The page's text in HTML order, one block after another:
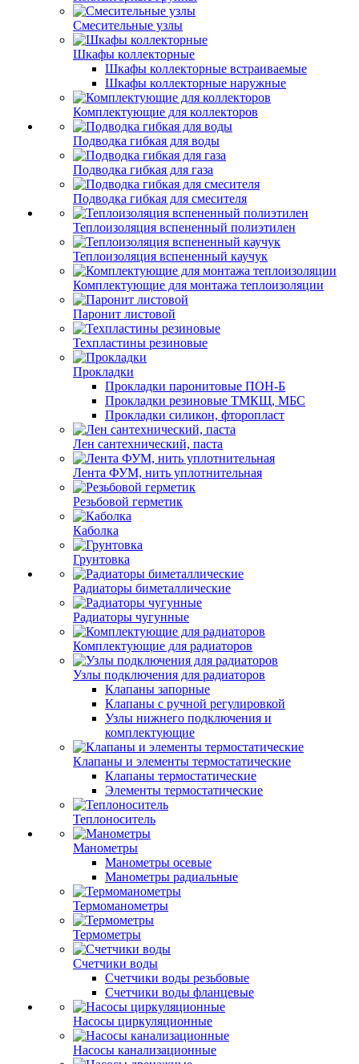
Смесительные узлы
Шкафы коллекторные
Шкафы коллекторные встраиваемые
Шкафы коллекторные наружные
Комплектующие для коллекторов
Подводка гибкая для воды
Подводка гибкая для газа
Подводка гибкая для смесителя
Теплоизоляция вспененный полиэтилен
Теплоизоляция вспененный каучук
Комплектующие для монтажа теплоизоляции
Паронит листовой
Техпластины резиновые
Прокладки
Прокладки паронитовые ПОН-Б
Прокладки резиновые ТМКЩ, МБС
Прокладки силикон, фторопласт
Лен сантехнический, паста
Лента ФУМ, нить уплотнительная
Резьбовой герметик
Каболка
Грунтовка
Радиаторы биметаллические
Радиаторы чугунные
Комплектующие для радиаторов
Узлы подключения для радиаторов
Клапаны запорные
Клапаны с ручной регулировкой
Узлы нижнего подключения и
комплектующие
Клапаны и элементы термостатические
Клапаны термостатические
Элементы термостатические
Теплоноситель
Манометры
Манометры осевые
Манометры радиальные
Термоманометры
Термометры
Счетчики воды
Счетчики воды резьбовые
Счетчики воды фланцевые
Насосы циркуляционные
Насосы канализационные